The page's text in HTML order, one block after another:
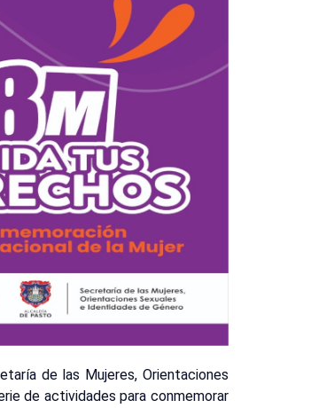
de las Mujeres, Orientaciones
de actividades para conmemorar